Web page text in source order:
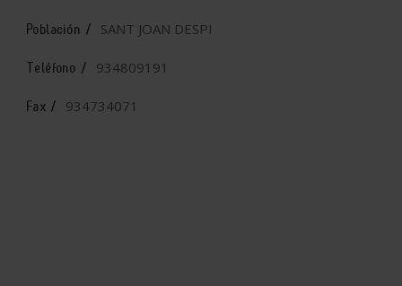
Población / SANT JOAN DESPI
Teléfono / 934809191
Fax / 934734071